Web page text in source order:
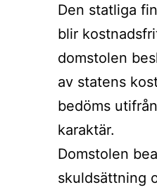
Den statliga
blir
domstolen
av statens
bedöms
karaktär.
Domstolen
skuldsättning